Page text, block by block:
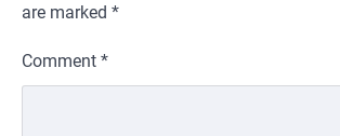
are marked *
Comment *